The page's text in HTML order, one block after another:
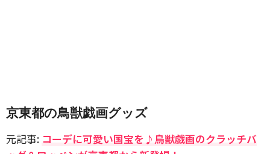
京東都の鳥獣戯画グッズ
元記事: コーデに可愛い国宝を♪鳥獣戯画のクラッチバ